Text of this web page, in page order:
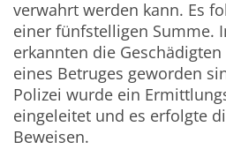
verwahrt werden kann. Es
einer fünfstelligen Summe.
erkannten die
eines Betruges geworden
Polizei wurde ein
eingeleitet und es erfolgte
Beweisen.